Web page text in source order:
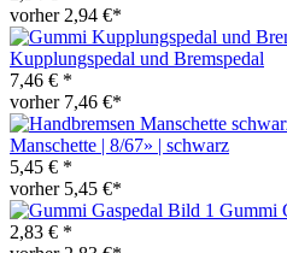
vorher 2,94 €*
Kupplungspedal und Bremspedal
7,46 € *
vorher 7,46 €*
Manschette | 8/67» | schwarz
5,45 € *
vorher 5,45 €*
Gummi
2,83 € *